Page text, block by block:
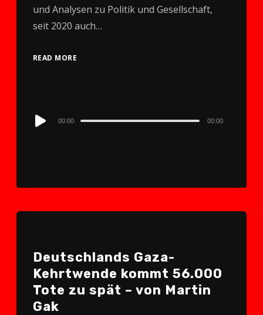
und Analysen zu Politik und Gesellschaft,
seit 2020 auch…
READ MORE
Audio
00:00 00:00
Deutschlands Gaza-
Kehrtwende kommt 56.000
Tote zu spät – von Martin
Gak